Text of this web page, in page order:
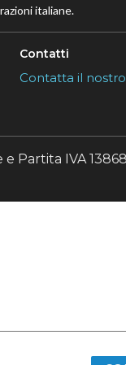
italiane.
Contatti
Contatta il
Partita IVA